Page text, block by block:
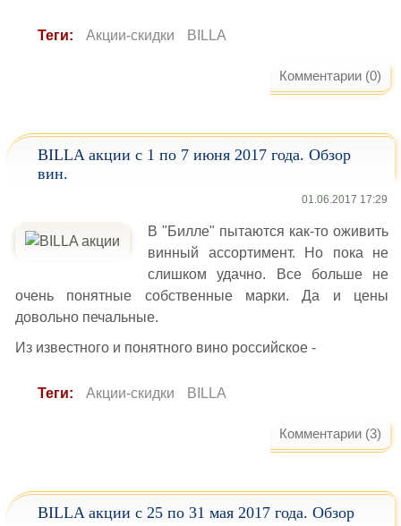
Теги: Акции-скидки BILLA
Комментарии (0)
BILLA акции с 1 по 7 июня 2017 года. Обзор
вин.
01.06.2017 17:29
В "Билле" пытаются как-то оживить
винный ассортимент. Но пока не
слишком удачно. Все больше не
очень понятные собственные марки. Да и цены
довольно печальные.
Из известного и понятного вино российское -
Теги: Акции-скидки BILLA
Комментарии (3)
BILLA акции с 25 по 31 мая 2017 года. Обзор